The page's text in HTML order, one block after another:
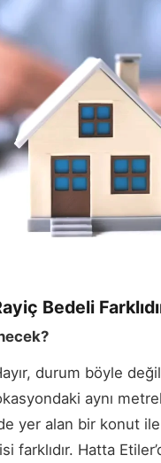
Bedeli
durum böyle
aynı
yer alan bir konut
farklıdır. Hatta